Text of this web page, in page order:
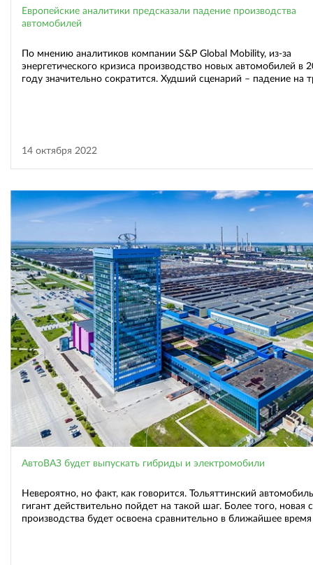
Европейские аналитики предсказали падение производства
автомобилей
По мнению аналитиков компании S&P Global Mobility, из-за
энергетического кризиса производство новых автомобилей в
году значительно сократится. Худший сценарий – падение на
14 октября 2022
АвтоВАЗ будет выпускать гибриды и электромобили
Невероятно, но факт, как говорится. Тольяттинский
гигант действительно пойдет на такой шаг. Более того, новая
производства будет освоена сравнительно в ближайшее время